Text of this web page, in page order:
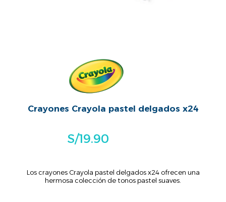
Crayones Crayola pastel delgados x24
S/19.90
Los crayones Crayola pastel delgados x24 ofrecen una
hermosa colección de tonos pastel suaves.